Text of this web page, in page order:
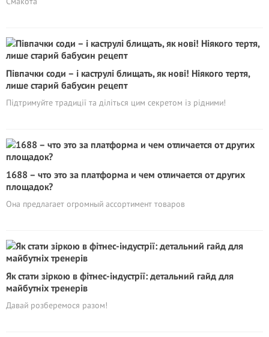
Півпачки соди – і каструлі блищать, як нові! Ніякого тертя,
лише старий бабусин рецепт
Підтримуйте традиції та діліться цим секретом із рідними!
1688 – что это за платформа и чем отличается от других
площадок?
Она предлагает огромный ассортимент товаров
Як стати зіркою в фітнес-індустрії: детальний гайд для
майбутніх тренерів
Давай розберемося разом!